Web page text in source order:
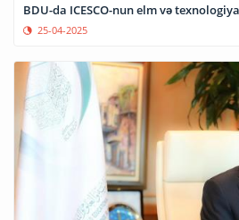
BDU-da ICESCO-nun elm və
25-04-2025